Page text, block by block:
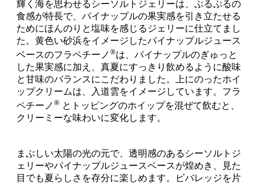
輝く海を思わせるシーソルトジェリーは、ぷるぷるの
食感が特長で、パイナップルの果実感を引き立たせる
ためにほんのりと塩味を感じるジェリーに仕立てまし
た。黄色い砂浜をイメージしたパイナップルジュース
ベースのフラペチーノ ®は、パイナップルのぎゅっと
した果実感に加え、真夏にすっきり飲めるように酸味
と甘味のバランスにこだわりました。上にのったホイ
ップクリームは、入道雲をイメージしています。フラ
ペチーノ ® とトッピングのホイップを混ぜて飲むと、
クリーミーな味わいに変化します。
まぶしい太陽の光の元で、透明感のあるシーソルトジ
ェリーやパイナップルジュースベースが煌めき、見た
目でも夏らしさを存分に楽しめます。ビバレッジを片